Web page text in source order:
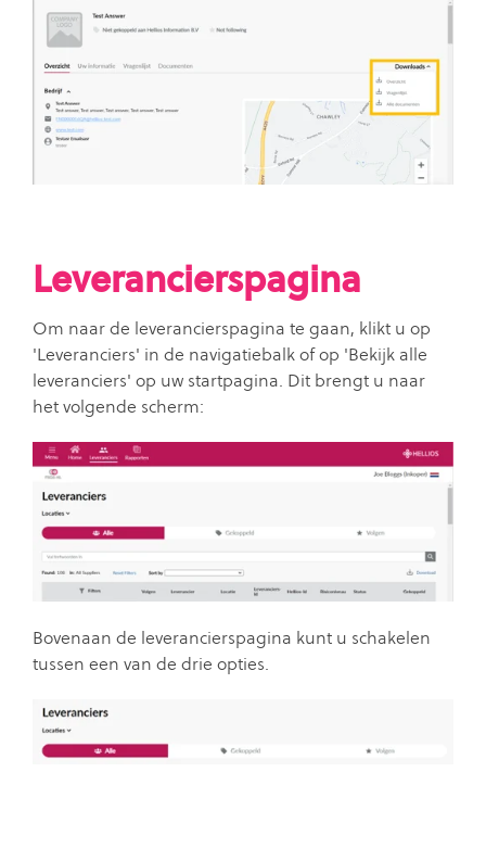
Leverancierspagina
Om naar de leverancierspagina te gaan, klikt u op
'Leveranciers' in de navigatiebalk of op 'Bekijk alle
leveranciers' op uw startpagina. Dit brengt u naar
het volgende scherm:
Bovenaan de leverancierspagina kunt u schakelen
tussen een van de drie opties.